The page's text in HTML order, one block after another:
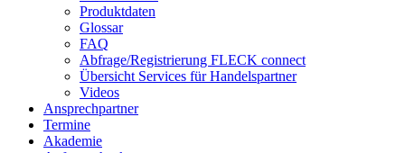
Produktdaten
Glossar
FAQ
Abfrage/Registrierung FLECK connect
Übersicht Services für Handelspartner
Videos
Ansprechpartner
Termine
Akademie